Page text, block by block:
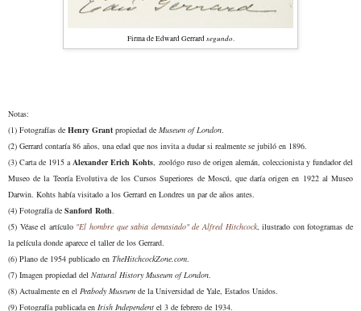
Firma de Edward Gerrard segundo.
Notas:
(1) Fotografías de Henry Grant propiedad de Museum of London.
(2) Gerrard contaría 86 años, una edad que nos invita a dudar si realmente se jubiló en 1896.
(3) Carta de 1915 aAlexander Erich Kohts, zoológo ruso de origen alemán, coleccionista y fundador del
Museo de la Teoría Evolutiva de los Cursos Superiores de Moscú, que daría origen en 1922 al Museo
Darwin. Kohts había visitado a los Gerrard en Londres un par de años antes.
(4) Fotografía de Sanford Roth.
(5) Véase el artículo "El hombre que sabía demasiado" de Alfred Hitchcock, ilustrado con fotogramas de
la película donde aparece el taller de los Gerrard.
(6) Plano de 1954 publicado en TheHitchcockZone.com.
(7) Imagen propiedad del Natural History Museum of London.
(8) Actualmente en el Peabody Museum de la Universidad de Yale, Estados Unidos.
(9) Fotografía publicada en Irish Independent el 3 de febrero de 1934.